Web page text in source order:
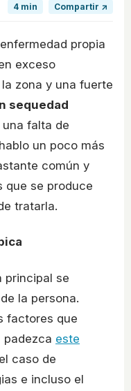
4 min
Compartir ↗
propia
exceso
zona y una fuerte
sequedad
falta de
un poco más
común y
que se produce
tratarla.
principal se
la persona.
factores que
padezca este
caso de
e incluso el